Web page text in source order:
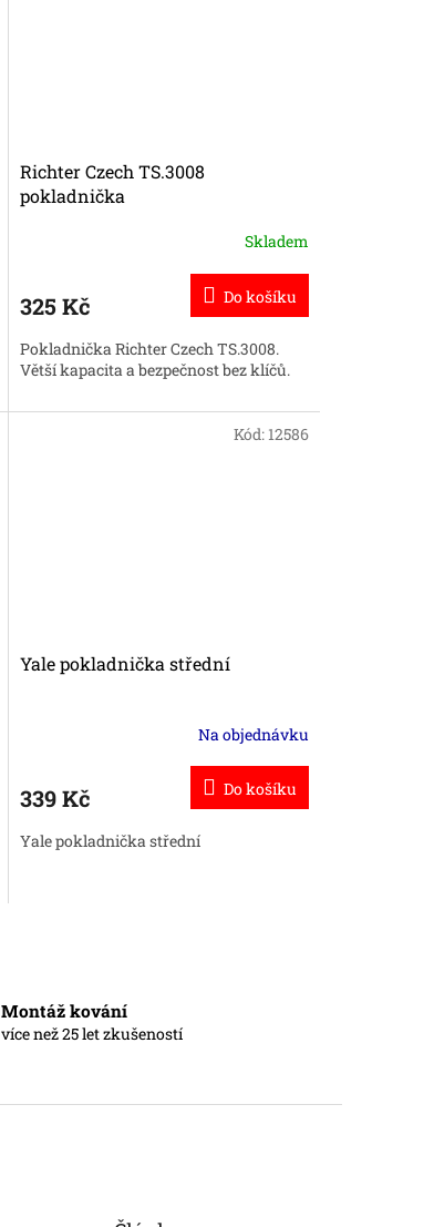
Richter Czech TS.3008
pokladnička
je
z
5
Skladem
325 Kč Do košíku
Pokladnička Richter Czech TS.3008.
Větší kapacita a bezpečnost bez klíčů.
Yale pokladnička střední
Na objednávku
339 Kč Do košíku
Yale pokladnička střední
Kód: 12586
Montáž kování
více než 25 let zkušeností